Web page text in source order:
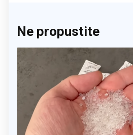
Ne propustite